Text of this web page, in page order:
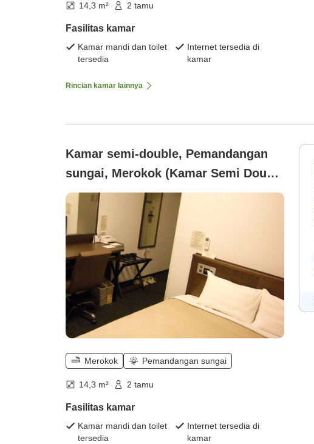
14,3 m² 2 tamu
Fasilitas kamar
Kamar mandi dan toilet
tersedia
Internet tersedia di
kamar
Rincian kamar lainnya
Kamar semi-double, Pemandangan
sungai, Merokok (Kamar Semi Double
× Sarapan Termasuk "Wi-Fi
Tersedia")
Merokok Pemandangan sungai
14,3 m² 2 tamu
Fasilitas kamar
Kamar mandi dan toilet
tersedia
Internet tersedia di
kamar